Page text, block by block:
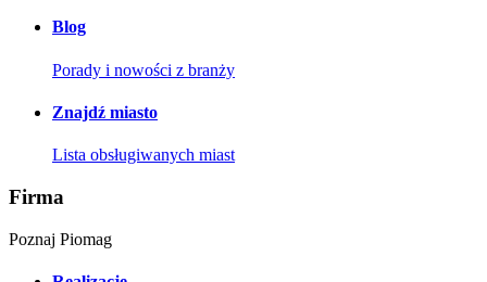
Blog
Porady i nowości z branży
Znajdź miasto
Lista obsługiwanych miast
Firma
Poznaj Piomag